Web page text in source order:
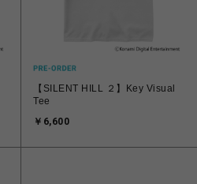
【SILENT HILL ２】Key Visual
Tee
￥6,600